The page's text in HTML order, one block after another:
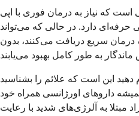
است که نیاز به درمان فوری با اپی
دارد. در حالی که می‌تواند
درمان سریع دریافت می‌کنند، بدون
دهید این است که علائم را بشناسید
داروهای اورژانسی همراه خود
مبتلا به آلرژی‌های شدید با رعایت